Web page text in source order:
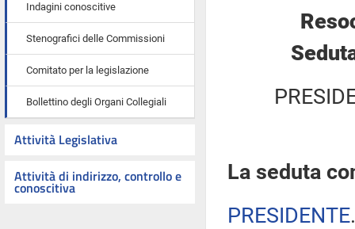
Indagini conoscitive
Stenografici delle Commissioni
Comitato per la legislazione
Bollettino degli Organi Collegiali
Attività Legislativa
Attività di indirizzo, controllo e
conoscitiva
La seduta
PRESIDENTE